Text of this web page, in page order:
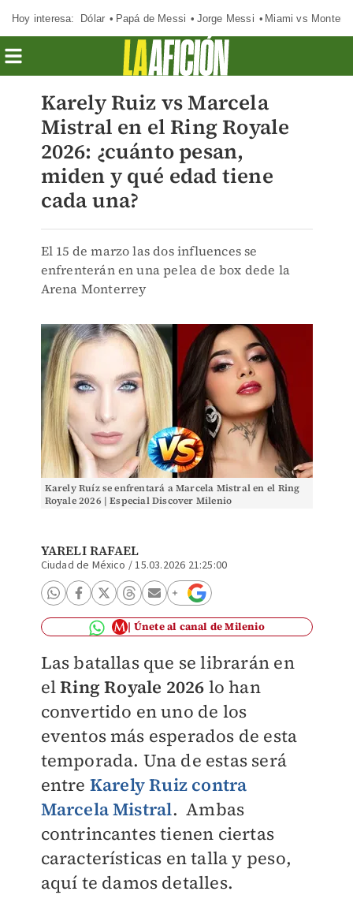
Hoy interesa: Dólar Papá de Messi Jorge Messi Miami vs
Karely Ruiz vs Marcela
Mistral en el Ring Royale
2026: ¿cuánto pesan,
miden y qué edad tiene
cada una?
El 15 de marzo las dos influences se
enfrenterán en una pelea de box dede la
Arena Monterrey
Karely Ruíz se enfrentará a Marcela Mistral en el Ring
Royale 2026 | Especial Discover Milenio
YARELI RAFAEL
Ciudad de México /15.03.2026 21:25:00
Únete al canal de Milenio
Las batallas que se librarán en
elRing Royale 2026 lo han
convertido en uno de los
eventos más esperados de esta
temporada. Una de estas será
entre Karely Ruiz contra
Marcela Mistral. Ambas
contrincantes tienen ciertas
características en talla y peso,
aquí te damos detalles.